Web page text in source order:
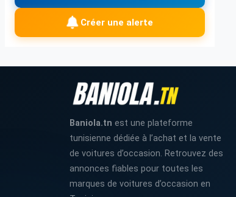
Créer une alerte
Baniola.tn est une plateforme
tunisienne dédiée à l’achat et la vente
de voitures d’occasion. Retrouvez des
annonces fiables pour toutes les
marques de voitures d’occasion en